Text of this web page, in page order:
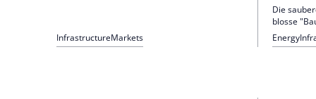
InfrastructureMarkets
Die
blosse
Energy